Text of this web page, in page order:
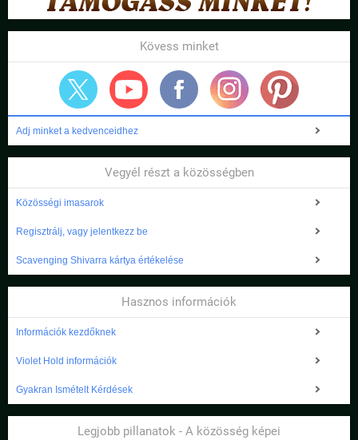
Kövess minket
Adj minket a kedvenceidhez
Vegyél részt a közösségben
Közösségi imasarok
Regisztrálj, vagy jelentkezz be
Scavenging Shivarra kártya értékelése
Hasznos információk
Információk kezdőknek
Violet Hold információk
Gyakran Ismételt Kérdések
Legjobb pillanatok - A közösség képei